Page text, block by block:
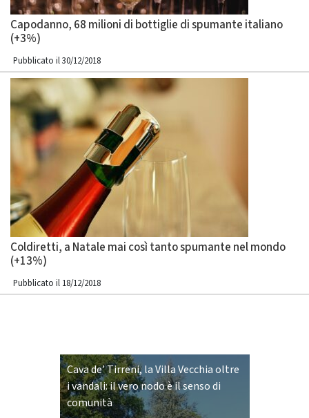
Capodanno, 68 milioni di bottiglie di spumante italiano
(+3%)
Pubblicato il 30/12/2018
Coldiretti, a Natale mai così tanto spumante nel mondo
(+13%)
Pubblicato il 18/12/2018
Cava de’ Tirreni, la Villa Vecchia oltre
i vandali: il vero nodo è il senso di
comunità